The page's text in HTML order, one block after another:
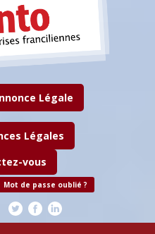
Légale
Légales
vous
Mot de passe oublié ?